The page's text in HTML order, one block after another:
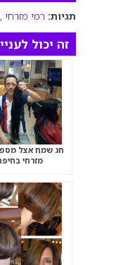
תגיות: רמי מזרחי ,
זה יכול
חג שמח אצל
מזרחי